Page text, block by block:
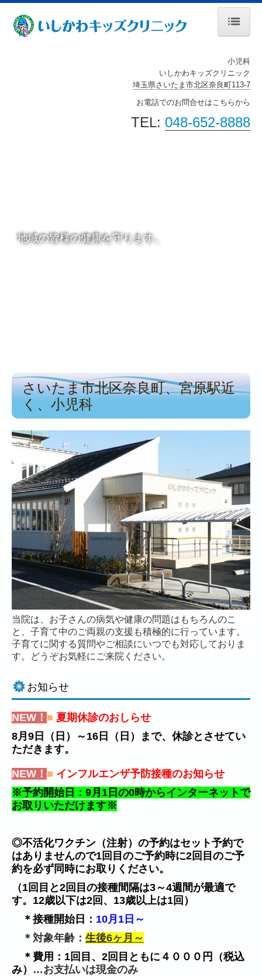
個人情報保護方針
小児科
いしかわキッズクリニック
埼玉県さいたま市北区奈良町113-7
お電話でのお問合せはこちらから
TEL: 048-652-8888
地域の皆様の健康を守ります。
さいたま市北区奈良町、宮原駅近
く、小児科
当院は、お子さんの病気や健康の問題はもちろんのこ
と、子育て中のご両親の支援も積極的に行っています。
子育てに関する質問やご相談にいつでも対応しておりま
す。どうぞお気軽にご来院ください。
お知らせ
NEW ！ ■ 夏期休診のおしらせ
8月9日（日）～16日（日）まで、休診とさせてい
ただきます。
NEW ！ ■ インフルエンザ予防接種のお知らせ
※予約開始日：9月1日の0時からインターネットで
お取りいただけます※
◎不活化ワクチン（注射）の予約はセット予約で
はありませんので1回目のご予約時に2回目のご予
約を必ず同時にお取りください。
（1回目と2回目の接種間隔は3～4週間が最適で
す。 12歳以下は2回、13歳以上は1回）
＊接種開始日： 10月1日～
＊対象年齢： 生後6ヶ月～
＊費用：1回目、2回目ともに４０００円（税込
み） …お支払いは現金のみ